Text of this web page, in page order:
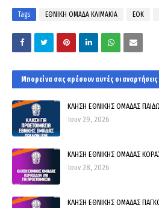
Tags ΕΘΝΙΚΗ ΟΜΑΔΑ ΚΛΙΜΑΚΙΑ ΕΟΚ
Μπορεί να σας αρέσουν αυτές οι αναρτήσεις
ΚΛΗΣΗ ΕΘΝΙΚΗΣ ΟΜΑΔΑΣ
Ιουν 29, 2026
ΚΛΗΣΗ ΕΘΝΙΚΗΣ ΟΜΑΔΑΣ
Ιουν 28, 2026
ΚΛΗΣΗ ΕΘΝΙΚΗΣ ΟΜΑΔΑΣ